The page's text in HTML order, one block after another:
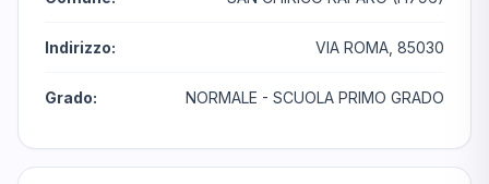
Indirizzo: VIA ROMA, 85030
Grado: NORMALE - SCUOLA PRIMO GRADO